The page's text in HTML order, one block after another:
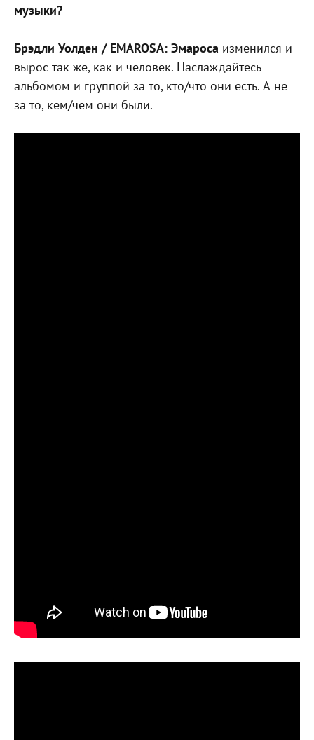
музыки?
Брэдли Уолден / EMAROSA: Эмароса изменился и
вырос так же, как и человек. Наслаждайтесь
альбомом и группой за то, кто/что они есть. А не
за то, кем/чем они были.